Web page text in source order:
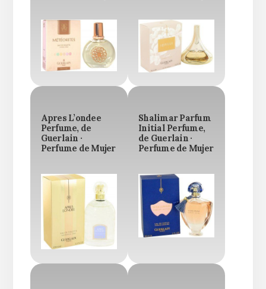
Apres L’ondee
Perfume, de
Guerlain ·
Perfume de Mujer
Shalimar Parfum
Initial Perfume,
de Guerlain ·
Perfume de Mujer